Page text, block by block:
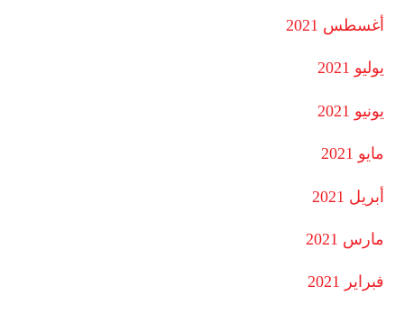
أغسطس 2021
يوليو 2021
يونيو 2021
مايو 2021
أبريل 2021
مارس 2021
فبراير 2021